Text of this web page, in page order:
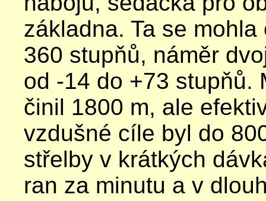
základna. Ta se
360 stupňů, náměr
od -14 do +73 stupňů.
činil 1800 m, ale
vzdušné cíle byl do
střelby v krátkých
ran za minutu a v